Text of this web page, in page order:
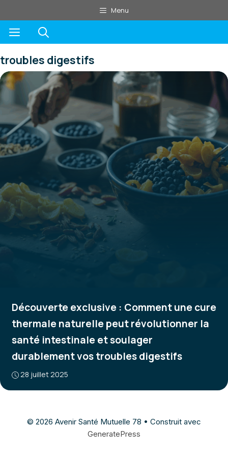
au
contenu
Menu
Menu
troubles digestifs
Découverte exclusive : Comment une cure
thermale naturelle peut révolutionner la
santé intestinale et soulager
durablement vos troubles digestifs
28 juillet 2025
© 2026 Avenir Santé Mutuelle 78 • Construit avec
GeneratePress